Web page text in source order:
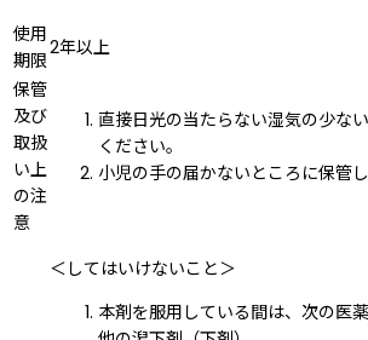
使用
期限
2年以上
保管
及び
取扱
い上
の注
意
直接日光の当たらない湿気の少な
ください。
小児の手の届かないところに保管し
＜してはいけないこと＞
本剤を服用している間は、次の医